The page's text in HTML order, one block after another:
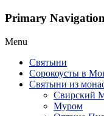
Primary
Menu
Святыни
Сорокоусты в
Святыни из
Свирский
Муром